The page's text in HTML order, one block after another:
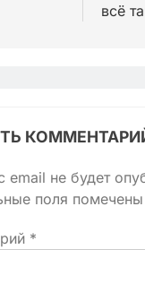
всё
email не будет
поля помечены
*